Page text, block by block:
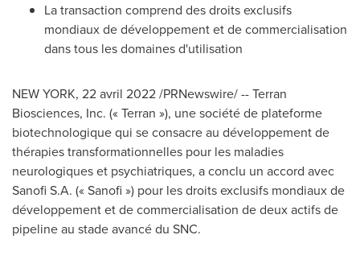
La transaction comprend des droits exclusifs
mondiaux de développement et de commercialisation
dans tous les domaines d'utilisation
NEW YORK, 22 avril 2022/PRNewswire/ -- Terran
Biosciences, Inc. (« Terran »), une société de plateforme
biotechnologique qui se consacre au développement de
thérapies transformationnelles pour les maladies
neurologiques et psychiatriques, a conclu un accord avec
Sanofi S.A. (« Sanofi ») pour les droits exclusifs mondiaux de
développement et de commercialisation de deux actifs de
pipeline au stade avancé du SNC.